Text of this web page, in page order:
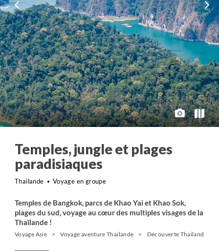
Temples, jungle et plages
paradisiaques
Thailande Voyage en groupe
Temples de Bangkok, parcs de Khao Yai et Khao Sok,
plages du sud, voyage au cœur des multiples visages de la
Thaïlande !
Voyage Asie Voyage aventure Thailande Découverte Thailande